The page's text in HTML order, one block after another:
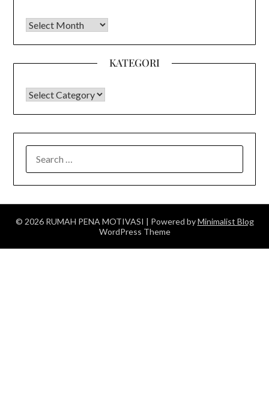
Arsip
KATEGORI
KATEGORI
FOR:
© 2026 RUMAH PENA MOTIVASI | Powered byMinimalist Blog
WordPress Theme